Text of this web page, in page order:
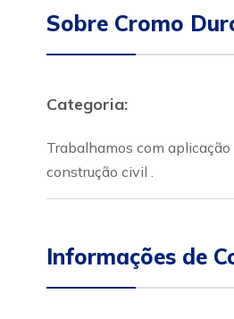
Sobre Cromo
Categoria:
Trabalhamos com
construção civil .
Informações de